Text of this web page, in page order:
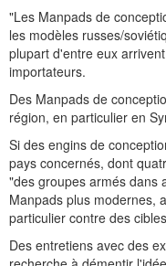
"Les Manpads de
les modèles russes/
plupart d'entre eux
importateurs.
Des Manpads de
région, en particulier en
Si des engins de
pays concernés, dont
"des groupes armés dans
Manpads plus modernes,
particulier contre des
Des entretiens avec des